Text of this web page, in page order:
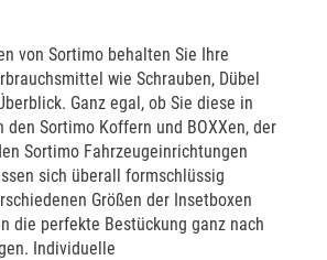
von Sortimo behalten Sie Ihre
wie Schrauben, Dübel
Ganz egal, ob Sie diese in
den Sortimo Koffern und BOXXen, der
Sortimo Fahrzeugeinrichtungen
sich überall formschlüssig
Größen der Insetboxen
die perfekte Bestückung ganz nach
Individuelle